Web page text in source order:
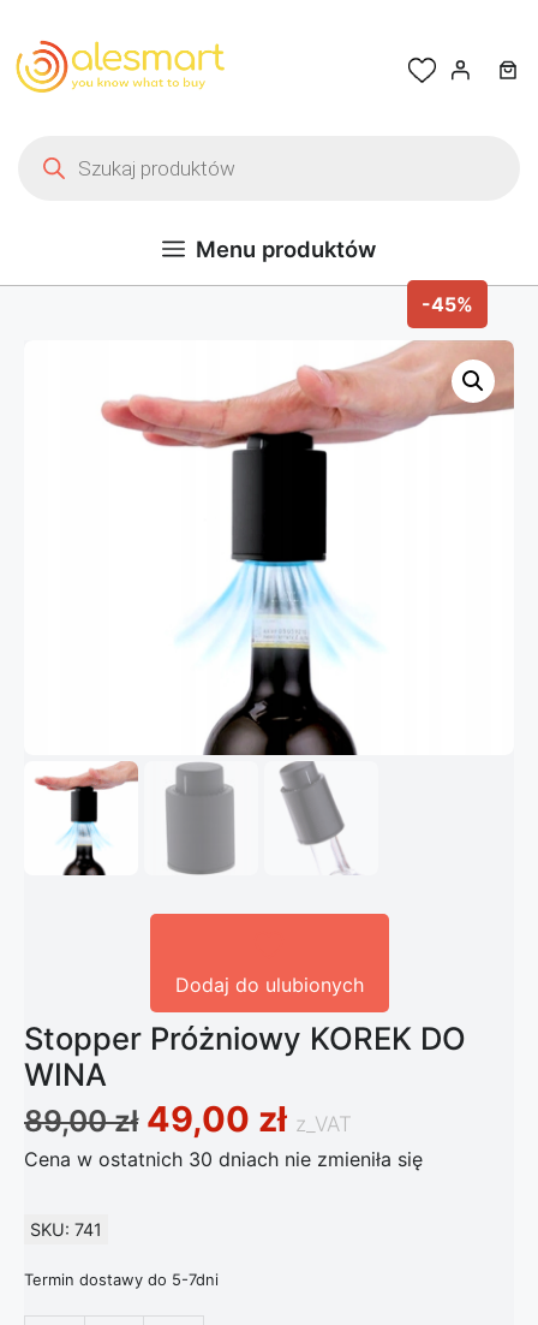
Menu produktów
-45%
Dodaj do ulubionych
Stopper Próżniowy KOREK DO
WINA
89,00zł Pierwotna cena
49,00 złAktualna cena
z_VAT
Cena w ostatnich 30 dniach nie zmieniła się
SKU: 741
Termin dostawy do 5-7dni